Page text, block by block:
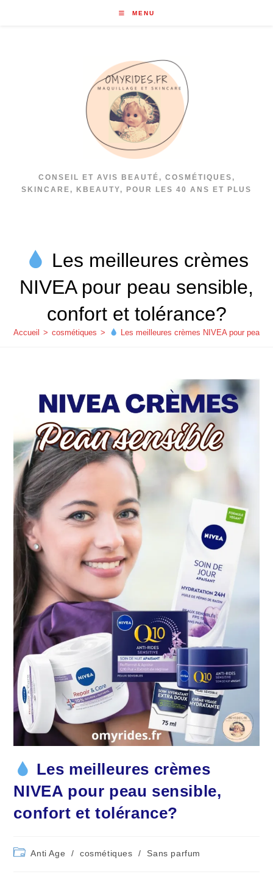
MENU
CONSEIL ET AVIS BEAUTÉ, COSMÉTIQUES,
SKINCARE, KBEAUTY, POUR LES 40 ANS ET PLUS
Les meilleures crèmes
NIVEA pour peau sensible,
confort et tolérance?
Accueil > cosmétiques > Les meilleures crèmes NIVEA pour peau
Les meilleures crèmes
NIVEA pour peau sensible,
confort et tolérance?
PostAnti Age / cosmétiques / Sans parfum